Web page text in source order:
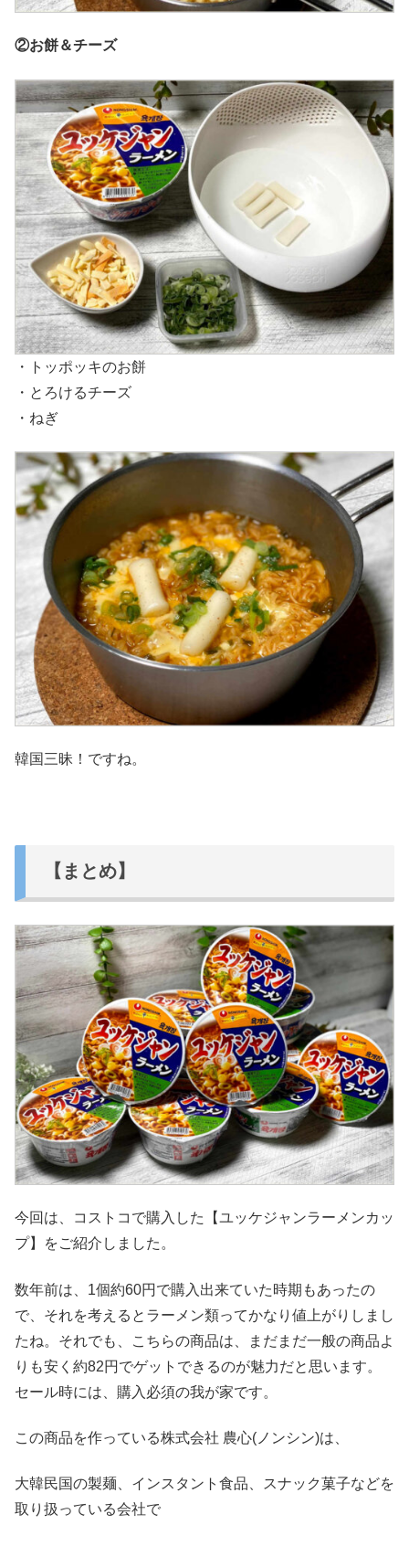
②お餅＆チーズ
・トッポッキのお餅
・とろけるチーズ
・ねぎ
韓国三昧！ですね。
【まとめ】
今回は、コストコで購入した【ユッケジャンラーメンカッ
プ】をご紹介しました。
数年前は、1個約60円で購入出来ていた時期もあったの
で、それを考えるとラーメン類ってかなり値上がりしまし
たね。それでも、こちらの商品は、まだまだ一般の商品よ
りも安く約82円でゲットできるのが魅力だと思います。
セール時には、購入必須の我が家です。
この商品を作っている株式会社 農心(ノンシン)は、
大韓民国の製麺、インスタント食品、スナック菓子などを
取り扱っている会社で